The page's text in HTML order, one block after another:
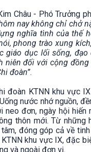
Châu - Phó Trưởng
nay không chỉ chở
nghĩa tình của thế
phong trào xung
dục lối sống,
đối với cộng
đoàn”.
đoàn KTNN khu vực
nước nhớ nguồn,
đơn, ngày hội hiến
thôn mới. Từ những
đóng góp cả về
khu vực IX, đặc
và ngoài đơn vị.